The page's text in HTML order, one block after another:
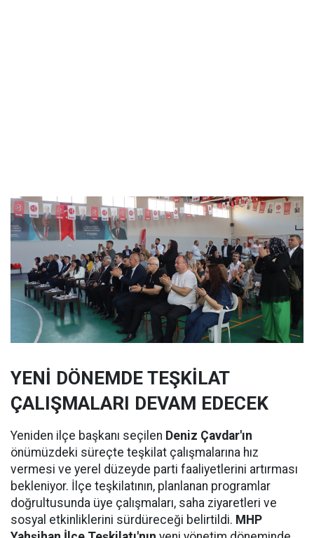
YENİ DÖNEMDE TEŞKİLAT
ÇALIŞMALARI DEVAM EDECEK
Yeniden ilçe başkanı seçilen Deniz Çavdar'ın
önümüzdeki süreçte teşkilat çalışmalarına hız
vermesi ve yerel düzeyde parti faaliyetlerini artırması
bekleniyor. İlçe teşkilatının, planlanan programlar
doğrultusunda üye çalışmaları, saha ziyaretleri ve
sosyal etkinliklerini sürdüreceği belirtildi. MHP